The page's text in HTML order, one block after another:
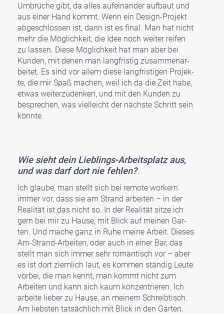
Umbrü­che gibt, da alles auf­ein­an­der auf­baut und
aus einer Hand kommt. Wenn ein Design-Pro­jekt
abge­schlos­sen ist, dann ist es final. Man hat nicht
mehr die Mög­lich­keit, die Idee noch weiter rei­fen
zu las­sen. Die­se Mög­lich­keit hat man aber bei
Kun­den, mit denen man lang­fris­tig zusam­men­ar­
bei­tet. Es sind vor allem die­se lang­fris­ti­gen Pro­jek­
te, die mir Spaß machen, weil ich da die Zeit habe,
etwas wei­ter­zu­den­ken, und mit den Kun­den zu
bespre­chen, was viel­leicht der nächs­te Schritt sein
könn­te.
Wie sieht dein Lieb­lings-Arbeits­platz aus,
und was darf dort nie feh­len?
Ich glau­be, man stellt sich bei remo­te workern
immer vor, dass sie am Strand arbei­ten – in der
Rea­li­tät ist das nicht so. In der Rea­li­tät sit­ze ich
gern bei mir zu Hau­se, mit Blick auf mei­nen Gar­
ten. Und mache ganz in Ruhe mei­ne Arbeit. Die­ses
Am-Strand-Arbei­ten, oder auch in einer Bar, das
stellt man sich immer sehr roman­tisch vor – aber
es ist dort ziem­lich laut, es kom­men stän­dig Leu­te
vor­bei, die man kennt, man kommt nicht zum
Arbei­ten und kann sich kaum kon­zen­trie­ren. Ich
arbei­te lie­ber zu Hau­se, an mei­nem Schreib­tisch.
Am liebs­ten tat­säch­lich mit Blick in den Gar­ten.